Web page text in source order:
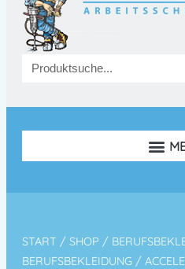
START / SHOP /
BERUFSBEKLEIDUNG /